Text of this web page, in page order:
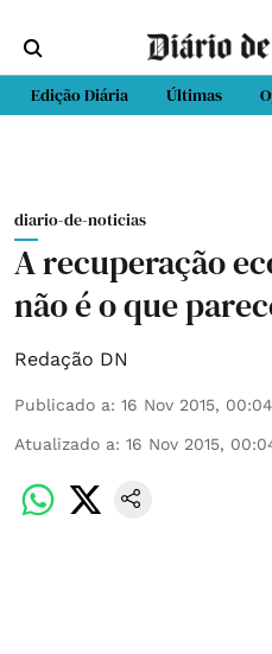
Edição Diária Últimas
diario-de-noticias
A recuperação
não é o que
Redação DN
Publicado a: 16 Nov 2015, 00:04
Atualizado a: 16 Nov 2015,